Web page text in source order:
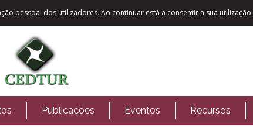
pessoal dos utilizadores. Ao continuar está a consentir a sua utilização.
Publicações Eventos Recursos